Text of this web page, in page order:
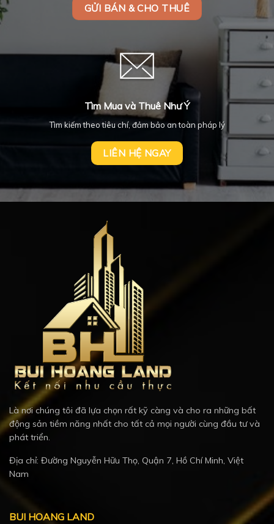
GỬI BÁN & CHO THUÊ
Tìm Mua và Thuê Như Ý
Tìm kiếm theo tiêu chí, đảm bảo an toàn pháp lý
LIÊN HỆ NGAY
Là nơi chúng tôi đã lựa chọn rất kỹ càng và cho ra những bất
động sản tiềm năng nhất cho tất cả mọi người cùng đầu tư và
phát triển.
Địa chỉ: Đường Nguyễn Hữu Thọ, Quận 7, Hồ Chí Minh, Việt
Nam
BUI HOANG LAND